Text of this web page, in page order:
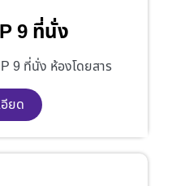
9 ที่นั่ง
9 ที่นั่ง ห้องโดยสาร
อียด